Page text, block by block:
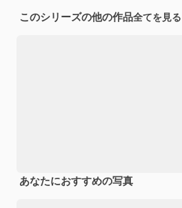
このシリーズの他の作品全てを見る
あなたにおすすめの写真